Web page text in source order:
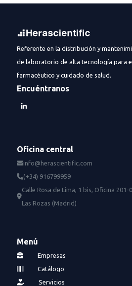
Referente en la distribución y
de laboratorio de alta tecnología para
farmacéutico y cuidado de salud.
Encuéntranos
Oficina central
info@herascientific.com
(+34) 916799959
Calle Rosa de Lima, 1 bis, Oficina 201-
Las Rozas (Madrid)
Menú
Empresas
Catálogo
Servicios